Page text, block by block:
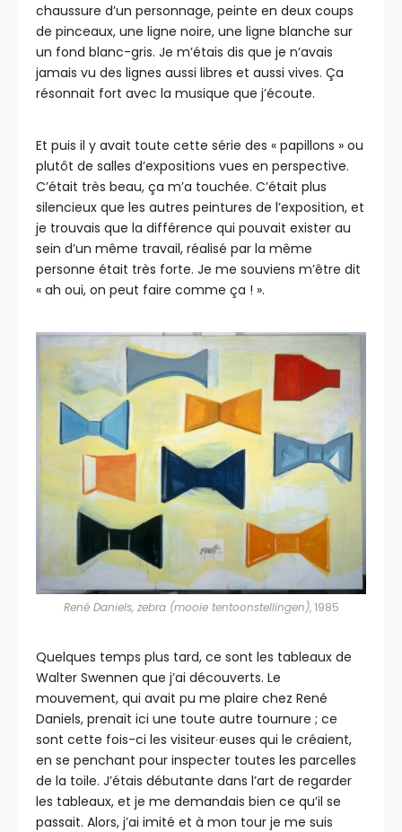
chaussure d’un personnage, peinte en deux coups
de pinceaux, une ligne noire, une ligne blanche sur
un fond blanc-gris. Je m’étais dis que je n’avais
jamais vu des lignes aussi libres et aussi vives. Ça
résonnait fort avec la musique que j’écoute.
Et puis il y avait toute cette série des « papillons » ou
plutôt de salles d’expositions vues en perspective.
C’était très beau, ça m’a touchée. C’était plus
silencieux que les autres peintures de l’exposition, et
je trouvais que la différence qui pouvait exister au
sein d’un même travail, réalisé par la même
personne était très forte. Je me souviens m’être dit
« ah oui, on peut faire comme ça ! ».
René Daniels, zebra (mooie tentoonstellingen), 1985
Quelques temps plus tard, ce sont les tableaux de
Walter Swennen que j’ai découverts. Le
mouvement, qui avait pu me plaire chez René
Daniels, prenait ici une toute autre tournure ; ce
sont cette fois-ci les visiteur∙euses qui le créaient,
en se penchant pour inspecter toutes les parcelles
de la toile. J’étais débutante dans l’art de regarder
les tableaux, et je me demandais bien ce qu’il se
passait. Alors, j’ai imité et à mon tour je me suis